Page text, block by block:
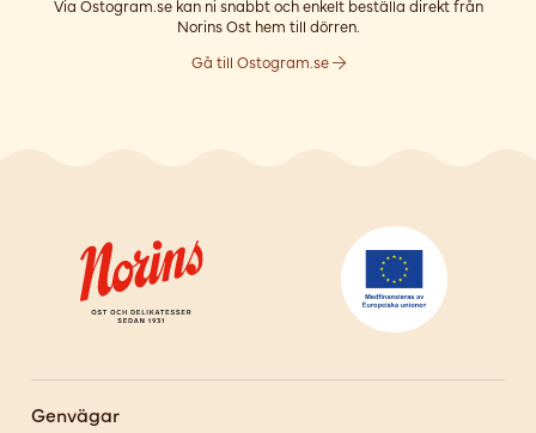
Via Ostogram.se kan ni snabbt och enkelt beställa direkt från
Norins Ost hem till dörren.
Gå till Ostogram.se
Genvägar